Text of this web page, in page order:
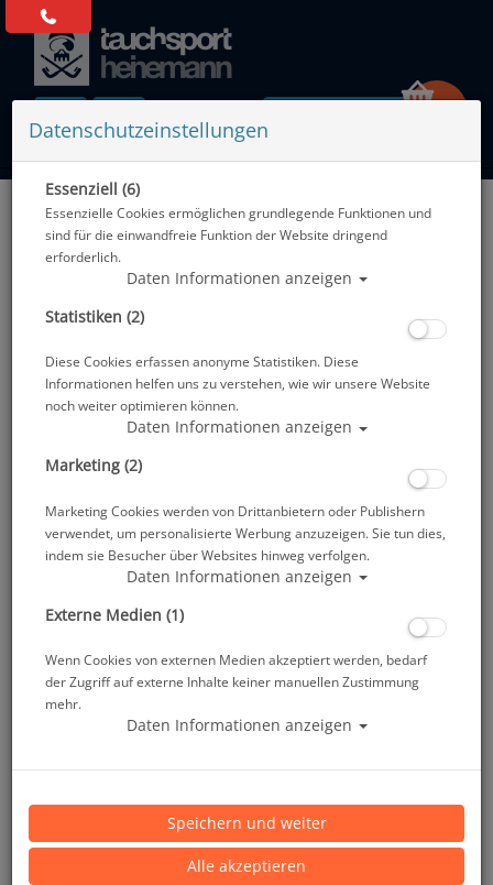
Alle Artikel zeigen aus: Schreibtafeln & Wetnotes
Polaris Schreibtafel 15x12 cm
Datenschutzeinstellungen
Essenziell (6)
Essenzielle Cookies ermöglichen grundlegende Funktionen und
sind für die einwandfreie Funktion der Website dringend
erforderlich.
Daten Informationen anzeigen
Statistiken (2)
Diese Cookies erfassen anonyme Statistiken. Diese
Informationen helfen uns zu verstehen, wie wir unsere Website
noch weiter optimieren können.
Daten Informationen anzeigen
Marketing (2)
Marketing Cookies werden von Drittanbietern oder Publishern
verwendet, um personalisierte Werbung anzuzeigen. Sie tun dies,
indem sie Besucher über Websites hinweg verfolgen.
Daten Informationen anzeigen
Externe Medien (1)
Wenn Cookies von externen Medien akzeptiert werden, bedarf
der Zugriff auf externe Inhalte keiner manuellen Zustimmung
mehr.
Daten Informationen anzeigen
Speichern und weiter
Alle akzeptieren